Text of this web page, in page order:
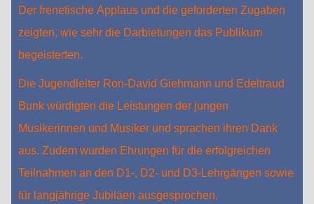
Der frenetische Applaus und die geforderten Zugaben
zeigten, wie sehr die Darbietungen das Publikum
begeisterten.
Die Jugendleiter Ron-David Giehmann und Edeltraud
Bunk würdigten die Leistungen der jungen
Musikerinnen und Musiker und sprachen ihren Dank
aus. Zudem wurden Ehrungen für die erfolgreichen
Teilnahmen an den D1-, D2- und D3-Lehrgängen sowie
für langjährige Jubiläen ausgesprochen.